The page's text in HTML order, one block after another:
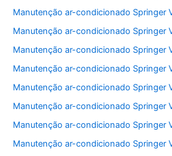
Manutenção ar-condicionado Springer
Manutenção ar-condicionado Springer
Manutenção ar-condicionado Springer
Manutenção ar-condicionado Springer
Manutenção ar-condicionado Springer
Manutenção ar-condicionado Springer
Manutenção ar-condicionado Springer
Manutenção ar-condicionado Springer